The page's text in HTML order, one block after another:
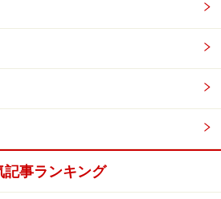
記事ランキング